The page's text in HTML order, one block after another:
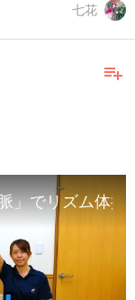
七花
playlist_add
」でリズム体操